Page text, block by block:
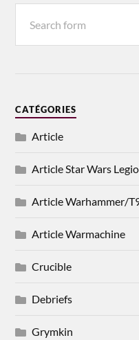
CATÉGORIES
Article
Article Star Wars
Article Warhammer/
Article Warmachine
Crucible
Debriefs
Grymkin